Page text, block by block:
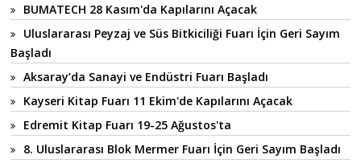
BUMATECH 28 Kasım'da Kapılarını Açacak
Uluslararası Peyzaj ve Süs Bitkiciliği Fuarı İçin Geri Sayım
Başladı
Aksaray’da Sanayi ve Endüstri Fuarı Başladı
Kayseri Kitap Fuarı 11 Ekim'de Kapılarını Açacak
Edremit Kitap Fuarı 19-25 Ağustos'ta
8. Uluslararası Blok Mermer Fuarı İçin Geri Sayım Başladı